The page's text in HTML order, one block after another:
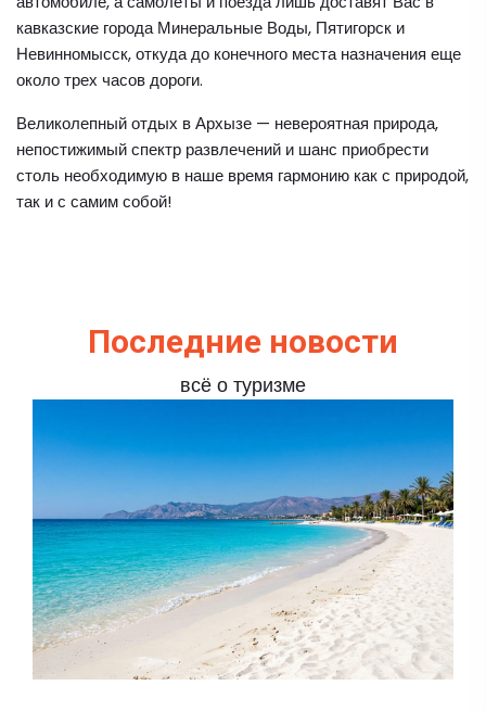
кавказские города Минеральные Воды, Пятигорск и
Невинномысск, откуда до конечного места назначения еще
около трех часов дороги.
Великолепный отдых в Архызе — невероятная природа,
непостижимый спектр развлечений и шанс приобрести
столь необходимую в наше время гармонию как с природой,
так и с самим собой!
Последние новости
всё о туризме